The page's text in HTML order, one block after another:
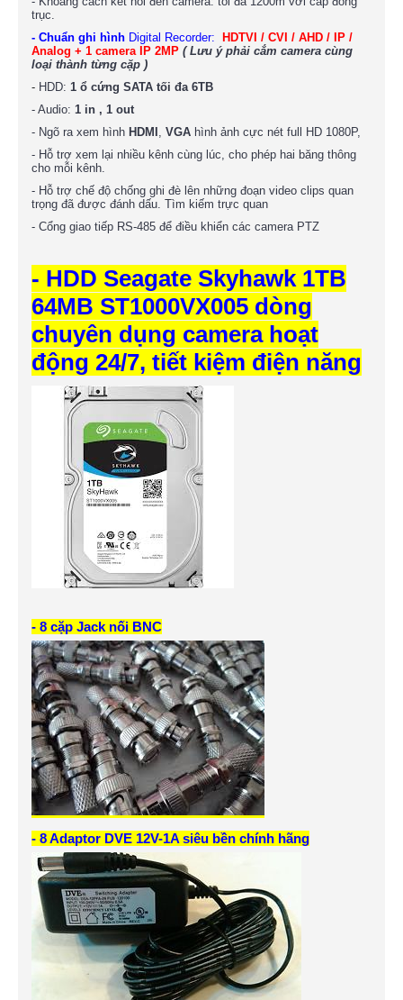
trục.
- Chuẩn ghi hình Digital Recorder:
HDTVI / CVI / AHD / IP /
Analog + 1 camera IP 2MP ( Lưu ý phải cắm camera cùng
loại thành từng cặp )
- HDD: 1 ổ cứng SATA tối đa 6TB
- Audio: 1 in , 1 out
- Ngõ ra xem hình HDMI , VGA hình ảnh cực nét full HD 1080P,
- Hỗ trợ xem lại nhiều kênh cùng lúc, cho phép hai băng thông
cho mỗi kênh.
- Hỗ trợ chế độ chống ghi đè lên những đoạn video clips quan
trọng đã được đánh dấu. Tìm kiếm trực quan
- Cổng giao tiếp RS-485 để điều khiển các camera PTZ
- HDD Seagate Skyhawk 1TB
64MB ST1000VX005 dòng
chuyên dụng camera hoạt
động 24/7, tiết kiệm điện năng
- 8 cặp Jack nối BNC
- 8 Adaptor DVE 12V-1A siêu bền chính hãng